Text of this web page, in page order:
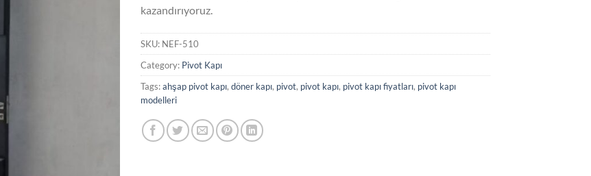
kazandırıyoruz.
SKU: NEF-510
Category: Pivot Kapı
Tags:ahşap pivot kapı, döner kapı, pivot, pivot kapı, pivot kapı fiyatları, pivot kapı
modelleri